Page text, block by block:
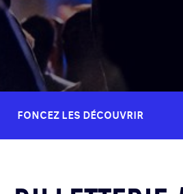
FONCEZ LES DÉCOUVRIR